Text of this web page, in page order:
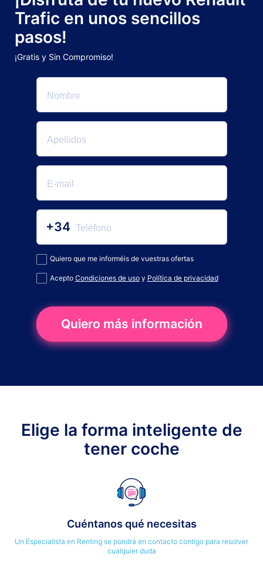
Trafic en unos sencillos
pasos!
¡Gratis y Sin Compromiso!
+34
Quiero que me informéis de vuestras ofertas
Acepto Condiciones de usoy Política de privacidad
Quiero más información
Elige la forma inteligente de
tener coche
Cuéntanos qué necesitas
Un Especialista en Renting se pondrá en contacto contigo para resolver
cualquier duda